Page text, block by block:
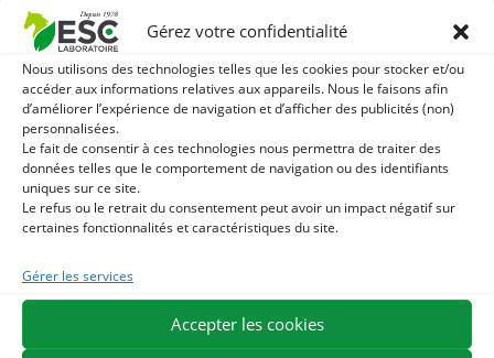
Gérez votre confidentialité
Nous utilisons des technologies telles que les cookies pour stocker et/ou
accéder aux informations relatives aux appareils. Nous le faisons afin
d’améliorer l’expérience de navigation et d’afficher des publicités (non)
personnalisées.
Le fait de consentir à ces technologies nous permettra de traiter des
données telles que le comportement de navigation ou des identifiants
uniques sur ce site.
Le refus ou le retrait du consentement peut avoir un impact négatif sur
certaines fonctionnalités et caractéristiques du site.
Gérer les services
Accepter les cookies
EXPÉDITION EN 48/72H
LIVRAISON OFFERTE EN FRANCE DÈS 75 €